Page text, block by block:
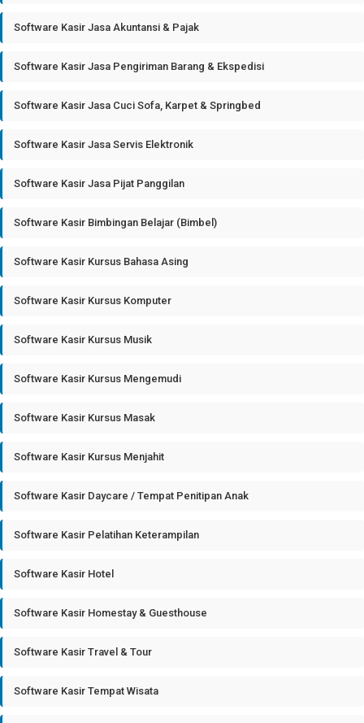
Software Kasir Jasa Akuntansi & Pajak
Software Kasir Jasa Pengiriman Barang & Ekspedisi
Software Kasir Jasa Cuci Sofa, Karpet & Springbed
Software Kasir Jasa Servis Elektronik
Software Kasir Jasa Pijat Panggilan
Software Kasir Bimbingan Belajar (Bimbel)
Software Kasir Kursus Bahasa Asing
Software Kasir Kursus Komputer
Software Kasir Kursus Musik
Software Kasir Kursus Mengemudi
Software Kasir Kursus Masak
Software Kasir Kursus Menjahit
Software Kasir Daycare / Tempat Penitipan Anak
Software Kasir Pelatihan Keterampilan
Software Kasir Hotel
Software Kasir Homestay & Guesthouse
Software Kasir Travel & Tour
Software Kasir Tempat Wisata